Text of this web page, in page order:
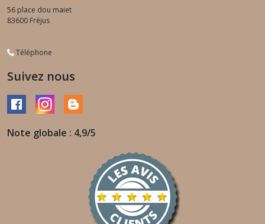
56 place dou maiet
83600 Fréjus
Téléphone
Suivez nous
Note globale : 4,9/5